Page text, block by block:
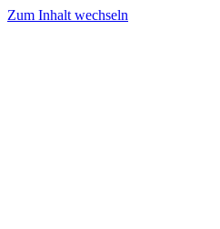
Zum Inhalt wechseln